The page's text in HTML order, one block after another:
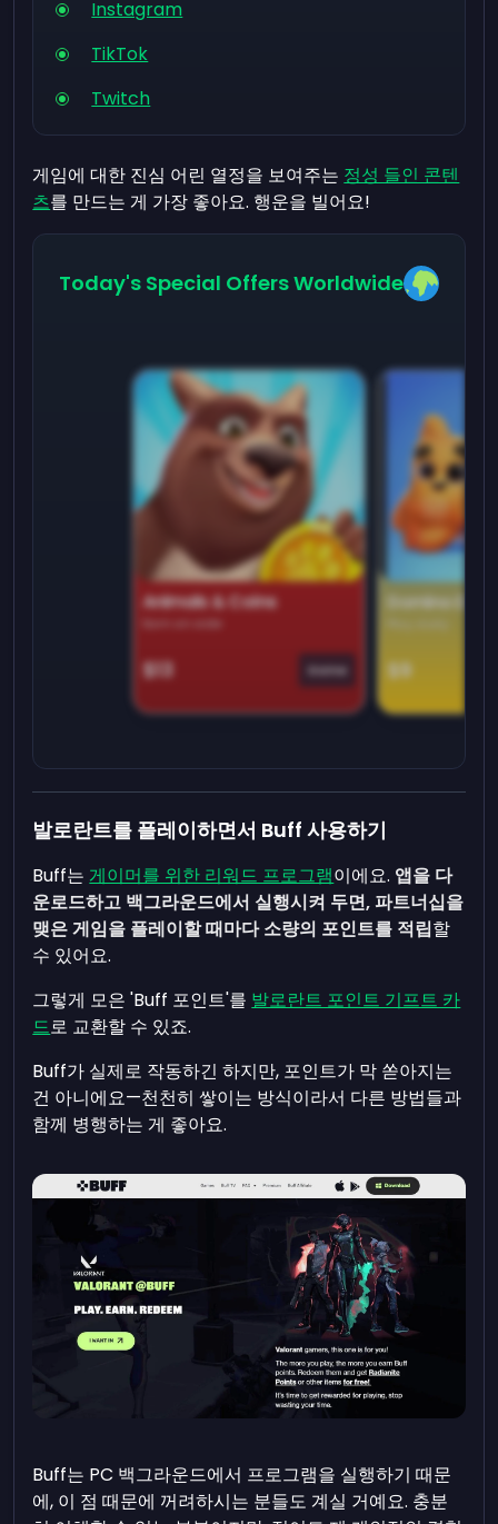
Instagram
TikTok
Twitch
게임에 대한 진심 어린 열정을 보여주는 정성 들인 콘텐
츠를 만드는 게 가장 좋아요. 행운을 빌어요!
Today's Special Offers Worldwide
Animals & Coins
$13 Game
Domino
$9
발로란트를 플레이하면서 Buff 사용하기
Buff는 게이머를 위한 리워드 프로그램이에요. 앱을 다
운로드하고 백그라운드에서 실행시켜 두면, 파트너십을
맺은 게임을 플레이할 때마다 소량의 포인트를 적립할
수 있어요.
그렇게 모은 'Buff 포인트'를 발로란트 포인트 기프트 카
드로 교환할 수 있죠.
Buff가 실제로 작동하긴 하지만, 포인트가 막 쏟아지는
건 아니에요—천천히 쌓이는 방식이라서 다른 방법들과
함께 병행하는 게 좋아요.
Buff는 PC 백그라운드에서 프로그램을 실행하기 때문
에, 이 점 때문에 꺼려하시는 분들도 계실 거예요. 충분